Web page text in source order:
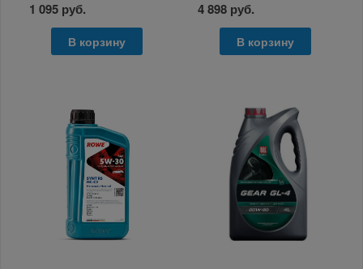
1 095 руб.
В корзину
4 898 руб.
В корзину